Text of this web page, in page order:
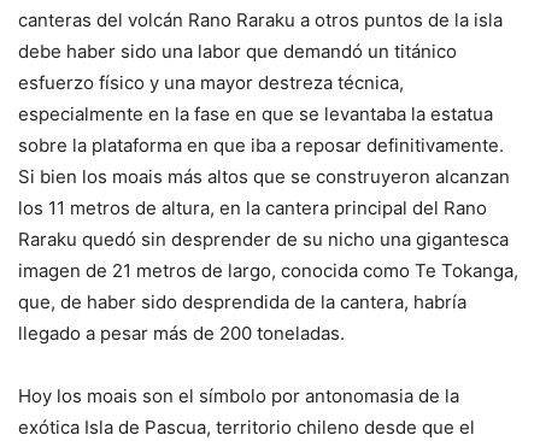
canteras del volcán Rano Raraku a otros puntos de la isla
debe haber sido una labor que demandó un titánico
esfuerzo físico y una mayor destreza técnica,
especialmente en la fase en que se levantaba la estatua
sobre la plataforma en que iba a reposar definitivamente.
Si bien los moais más altos que se construyeron alcanzan
los 11 metros de altura, en la cantera principal del Rano
Raraku quedó sin desprender de su nicho una gigantesca
imagen de 21 metros de largo, conocida como Te Tokanga,
que, de haber sido desprendida de la cantera, habría
llegado a pesar más de 200 toneladas.
Hoy los moais son el símbolo por antonomasia de la
exótica Isla de Pascua, territorio chileno desde que el